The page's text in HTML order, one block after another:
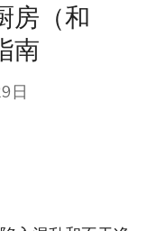
房（和
南
日